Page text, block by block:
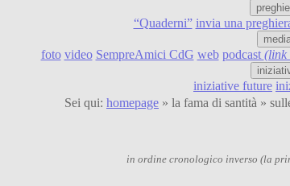
“Quaderni” invia una
foto video SempreAmici CdG web podcast (link
iniziative future
Sei qui: homepage » la fama di santità »
in ordine cronologico inverso (la